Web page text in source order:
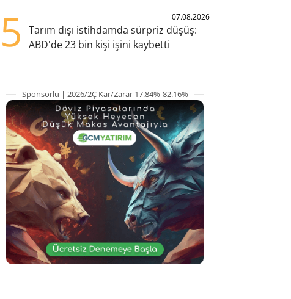
5 07.08.2026
Tarım dışı istihdamda sürpriz düşüş:
ABD'de 23 bin kişi işini kaybetti
Sponsorlu | 2026/2Ç Kar/Zarar 17.84%-82.16%